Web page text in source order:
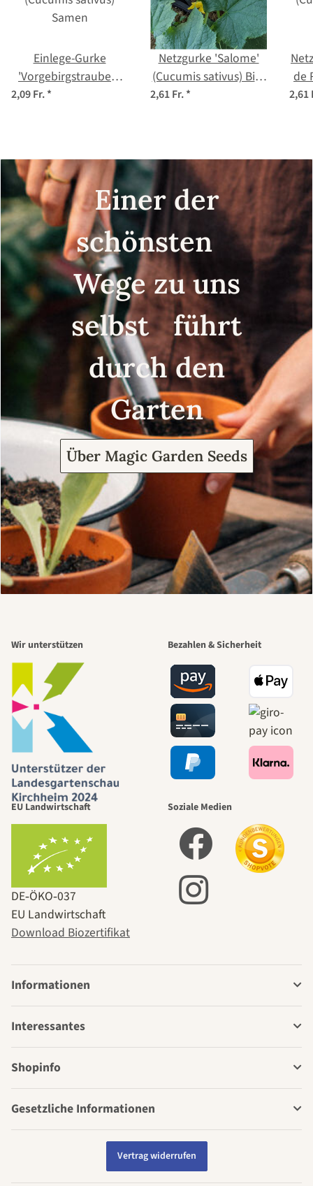
Einlege-Gurke
'Vorgebirgstrauben'
(Cucumis sativus)
2,09 Fr.*
Netzgurke 'Salome'
(Cucumis sativus) Bio-
Saatgut
2,61 Fr.*
de
2,61
Einer der
schönsten
Wege zu uns
selbst führt
durch den
Garten
Über Magic Garden Seeds
Wir unterstützen Bezahlen & Sicherheit
EU Landwirtschaft
DE‑ÖKO‑037
EU Landwirtschaft
Download Biozertifikat
Soziale Medien
Informationen
Interessantes
Shopinfo
Gesetzliche Informationen
Vertrag widerrufen